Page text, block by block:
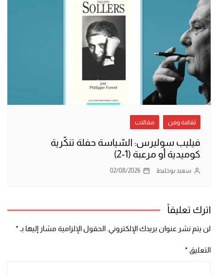
ثقافة وفن مقالات
فيليب سوليرس: السّياسة حفلة تنكّرية
كوميدية أو مرعبة (1-2)
سعيد بوخليط 02/08/2026
اترك تعليقاً
لن يتم نشر عنوان بريدك الإلكتروني.الحقول الإلزامية مشار إليها بـ *
التعليق *